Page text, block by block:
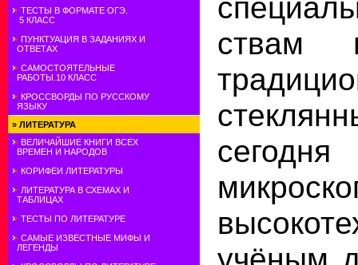
ТЕСТЫ В ФОРМАТЕ ОГЭ.
5 КЛАСС
ПУНКТУАЦИЯ В ЗАДАНИЯХ И
ОТВЕТАХ
САМОСТОЯТЕЛЬНЫЕ
РАБОТЫ.10 КЛАСС
КРОССВОРДЫ ПО РУССКОМУ
ЯЗЫКУ
» ЛИТЕРАТУРА
ВЕЛИЧАЙШИЕ КНИГИ ВСЕХ
ВРЕМЕН И НАРОДОВ
КОРИФЕИ ЛИТЕРАТУРЫ
ЛИТЕРАТУРА В СХЕМАХ И
ТАБЛИЦАХ
ТЕСТЫ ПО ЛИТЕРАТУРЕ
САМЫЕ ИЗВЕСТНЫЕ МИФЫ И
ЛЕГЕНДЫ
ствам